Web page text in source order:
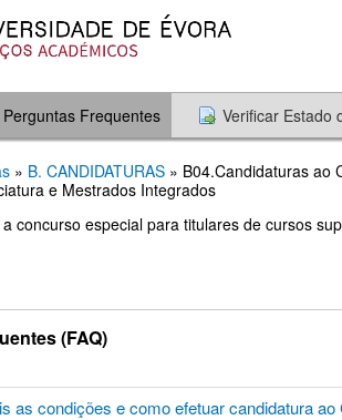
Perguntas Frequentes Verificar Estado
» B. CANDIDATURAS » B04.Candidaturas ao
e Mestrados Integrados
concurso especial para titulares de cursos
(FAQ)
as condições e como efetuar candidatura